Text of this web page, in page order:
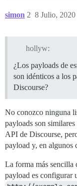
simon 8 Julio,
2
hollyw:
¿Los payloads de
son idénticos a los
Discourse?
No conozco ninguna
payloads son
API de Discourse,
payload y, en algunos
La forma más sencilla
payload es configurar